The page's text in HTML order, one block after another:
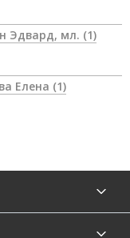
Эриксон Эдвард, мл. (1)
Яковлева Елена (1)